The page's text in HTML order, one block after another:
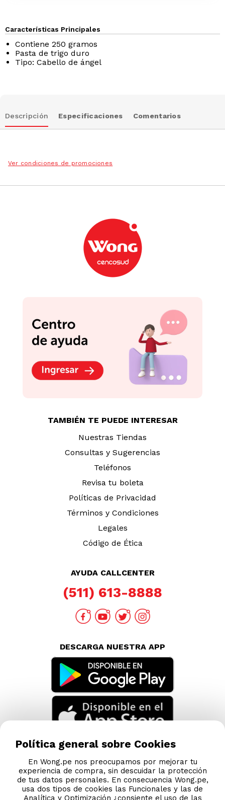
Características Principales
Contiene 250 gramos
Pasta de trigo duro
Tipo: Cabello de ángel
Descripción Especificaciones Comentarios
Ver condiciones de promociones
TAMBIÉN TE PUEDE INTERESAR
Nuestras Tiendas
Consultas y Sugerencias
Teléfonos
Revisa tu boleta
Políticas de Privacidad
Términos y Condiciones
Legales
Código de Ética
AYUDA CALLCENTER
(511) 613-8888
DESCARGA NUESTRA APP
Política general sobre Cookies
En Wong.pe nos preocupamos por mejorar tu
experiencia de compra, sin descuidar la protección
de tus datos personales. En consecuencia Wong.pe,
usa dos tipos de cookies las Funcionales y las de
Analítica y Optimización ¿consiente el uso de las